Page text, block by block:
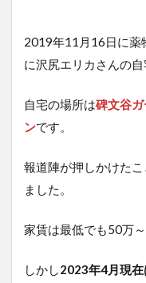
2019年11月16日に薬
に沢尻エリカさんの自
自宅の場所は碑文谷
ンです。
報道陣が押しかけた
ました。
家賃は最低でも50万
しかし2023年4月現